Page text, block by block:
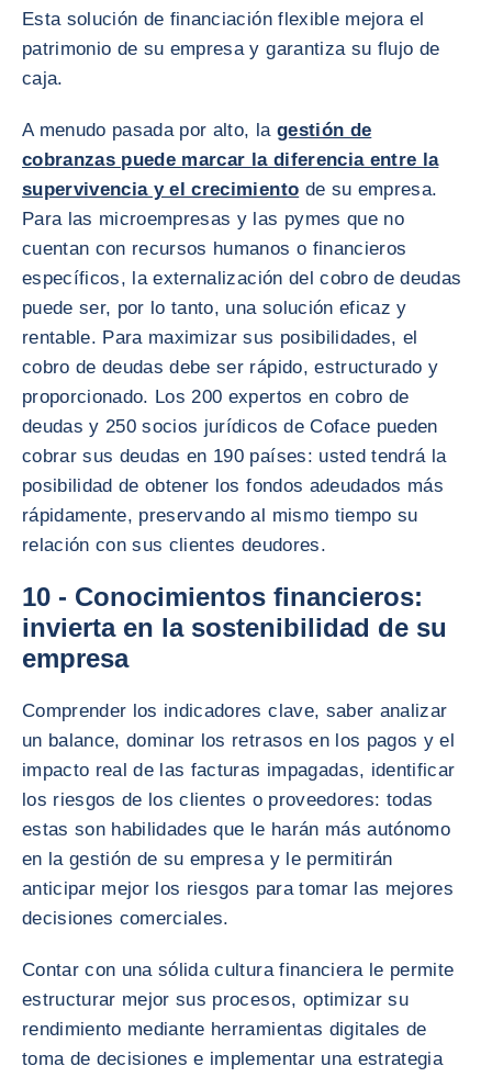
Esta solución de financiación flexible mejora el
patrimonio de su empresa y garantiza su flujo de
caja.
A menudo pasada por alto, la gestión de
cobranzas puede marcar la diferencia entre la
supervivencia y el crecimiento de su empresa.
Para las microempresas y las pymes que no
cuentan con recursos humanos o financieros
específicos, la externalización del cobro de deudas
puede ser, por lo tanto, una solución eficaz y
rentable. Para maximizar sus posibilidades, el
cobro de deudas debe ser rápido, estructurado y
proporcionado. Los 200 expertos en cobro de
deudas y 250 socios jurídicos de Coface pueden
cobrar sus deudas en 190 países: usted tendrá la
posibilidad de obtener los fondos adeudados más
rápidamente, preservando al mismo tiempo su
relación con sus clientes deudores.
10 - Conocimientos financieros:
invierta en la sostenibilidad de su
empresa
Comprender los indicadores clave, saber analizar
un balance, dominar los retrasos en los pagos y el
impacto real de las facturas impagadas, identificar
los riesgos de los clientes o proveedores: todas
estas son habilidades que le harán más autónomo
en la gestión de su empresa y le permitirán
anticipar mejor los riesgos para tomar las mejores
decisiones comerciales.
Contar con una sólida cultura financiera le permite
estructurar mejor sus procesos, optimizar su
rendimiento mediante herramientas digitales de
toma de decisiones e implementar una estrategia